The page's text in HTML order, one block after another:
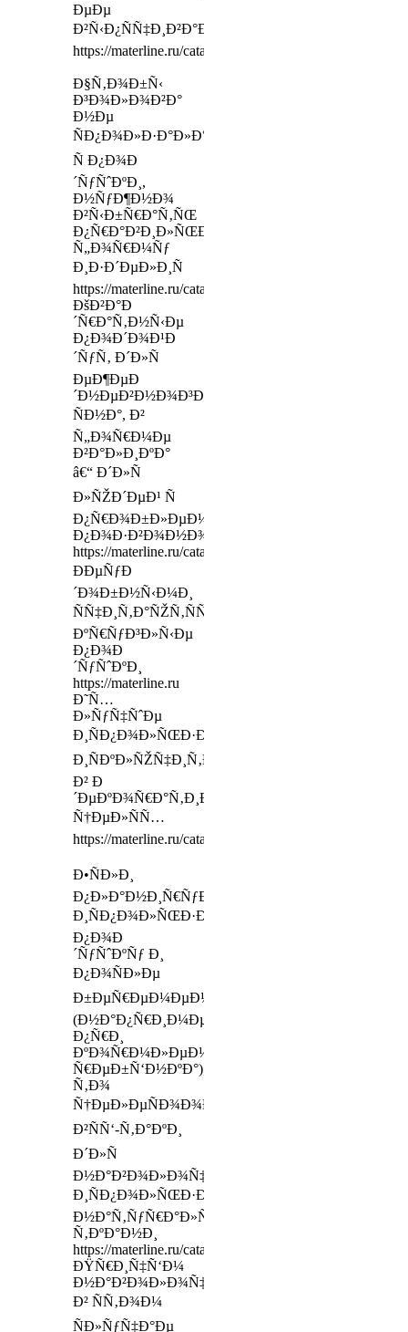
ÐµÐµ
Ð²Ñ‹Ð¿ÑÑ‡Ð¸Ð²Ð°Ð½Ð¸ÑŽ
https://materline.ru/catalog/mattresses/
Ð§Ñ‚Ð¾Ð±Ñ‹
Ð³Ð¾Ð»Ð¾Ð²Ð°
Ð½Ðµ
ÑÐ¿Ð¾Ð»Ð·Ð°Ð»Ð°
Ñ Ð¿Ð¾Ð
´ÑƒÑˆÐºÐ¸,
Ð½ÑƒÐ¶Ð½Ð¾
Ð²Ñ‹Ð±Ñ€Ð°Ñ‚ÑŒ
Ð¿Ñ€Ð°Ð²Ð¸Ð»ÑŒÐ½ÑƒÑŽ
Ñ„Ð¾Ñ€Ð¼Ñƒ
Ð¸Ð·Ð´ÐµÐ»Ð¸Ñ
https://materline.ru/catalog/mattresses/comfort/dolce_luna/
ÐšÐ²Ð°Ð
´Ñ€Ð°Ñ‚Ð½Ñ‹Ðµ
Ð¿Ð¾Ð´Ð¾Ð¹Ð
´ÑƒÑ‚ Ð´Ð»Ñ
ÐµÐ¶ÐµÐ
´Ð½ÐµÐ²Ð½Ð¾Ð³Ð¾
ÑÐ½Ð°, Ð²
Ñ„Ð¾Ñ€Ð¼Ðµ
Ð²Ð°Ð»Ð¸ÐºÐ°
â€“ Ð´Ð»Ñ
Ð»ÑŽÐ´ÐµÐ¹ Ñ
Ð¿Ñ€Ð¾Ð±Ð»ÐµÐ¼Ð½Ñ‹Ð¼
Ð¿Ð¾Ð·Ð²Ð¾Ð½Ð¾Ñ‡Ð½Ð¸ÐºÐ¾Ð¼
https://materline.ru/catalog/accessories/
ÐÐµÑƒÐ
´Ð¾Ð±Ð½Ñ‹Ð¼Ð¸
ÑÑ‡Ð¸Ñ‚Ð°ÑŽÑ‚ÑÑ
ÐºÑ€ÑƒÐ³Ð»Ñ‹Ðµ
Ð¿Ð¾Ð
´ÑƒÑˆÐºÐ¸
https://materline.ru
Ð˜Ñ…
Ð»ÑƒÑ‡ÑˆÐµ
Ð¸ÑÐ¿Ð¾Ð»ÑŒÐ·Ð¾Ð²Ð°Ñ‚ÑŒ
Ð¸ÑÐºÐ»ÑŽÑ‡Ð¸Ñ‚ÐµÐ»ÑŒÐ½Ð¾
Ð² Ð
´ÐµÐºÐ¾Ñ€Ð°Ñ‚Ð¸Ð²Ð½Ñ‹Ñ…
Ñ†ÐµÐ»ÑÑ…
https://materline.ru/catalog/mattress_toppers/
Ð•ÑÐ»Ð¸
Ð¿Ð»Ð°Ð½Ð¸Ñ€ÑƒÐµÑ‚Ðµ
Ð¸ÑÐ¿Ð¾Ð»ÑŒÐ·Ð¾Ð²Ð°Ñ‚ÑŒ
Ð¿Ð¾Ð
´ÑƒÑˆÐºÑƒ Ð¸
Ð¿Ð¾ÑÐ»Ðµ
Ð±ÐµÑ€ÐµÐ¼ÐµÐ½Ð½Ð¾ÑÑ‚Ð¸
(Ð½Ð°Ð¿Ñ€Ð¸Ð¼ÐµÑ€,
Ð¿Ñ€Ð¸
ÐºÐ¾Ñ€Ð¼Ð»ÐµÐ½Ð¸Ð¸
Ñ€ÐµÐ±Ñ‘Ð½ÐºÐ°),
Ñ‚Ð¾
Ñ†ÐµÐ»ÐµÑÐ¾Ð¾Ð±Ñ€Ð°Ð·Ð½ÐµÐµ
Ð²ÑÑ‘-Ñ‚Ð°ÐºÐ¸
Ð´Ð»Ñ
Ð½Ð°Ð²Ð¾Ð»Ð¾Ñ‡ÐºÐ¸
Ð¸ÑÐ¿Ð¾Ð»ÑŒÐ·Ð¾Ð²Ð°Ñ‚ÑŒ
Ð½Ð°Ñ‚ÑƒÑ€Ð°Ð»ÑŒÐ½Ñ‹Ðµ
Ñ‚ÐºÐ°Ð½Ð¸
https://materline.ru/catalog/pillows/saponetta/
ÐŸÑ€Ð¸Ñ‡Ñ‘Ð¼
Ð½Ð°Ð²Ð¾Ð»Ð¾Ñ‡ÐºÐ°
Ð² ÑÑ‚Ð¾Ð¼
ÑÐ»ÑƒÑ‡Ð°Ðµ